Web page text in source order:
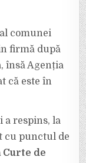
comunei
firmă după
însă Agenția
că este în
a respins, la
cu punctul de
de